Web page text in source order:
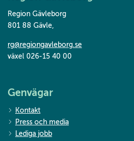
Region Gävleborg
801 88 Gävle,
rg@regiongavleborg.se
växel 026-15 40 00
Genvägar
Kontakt
Press och media
Lediga jobb